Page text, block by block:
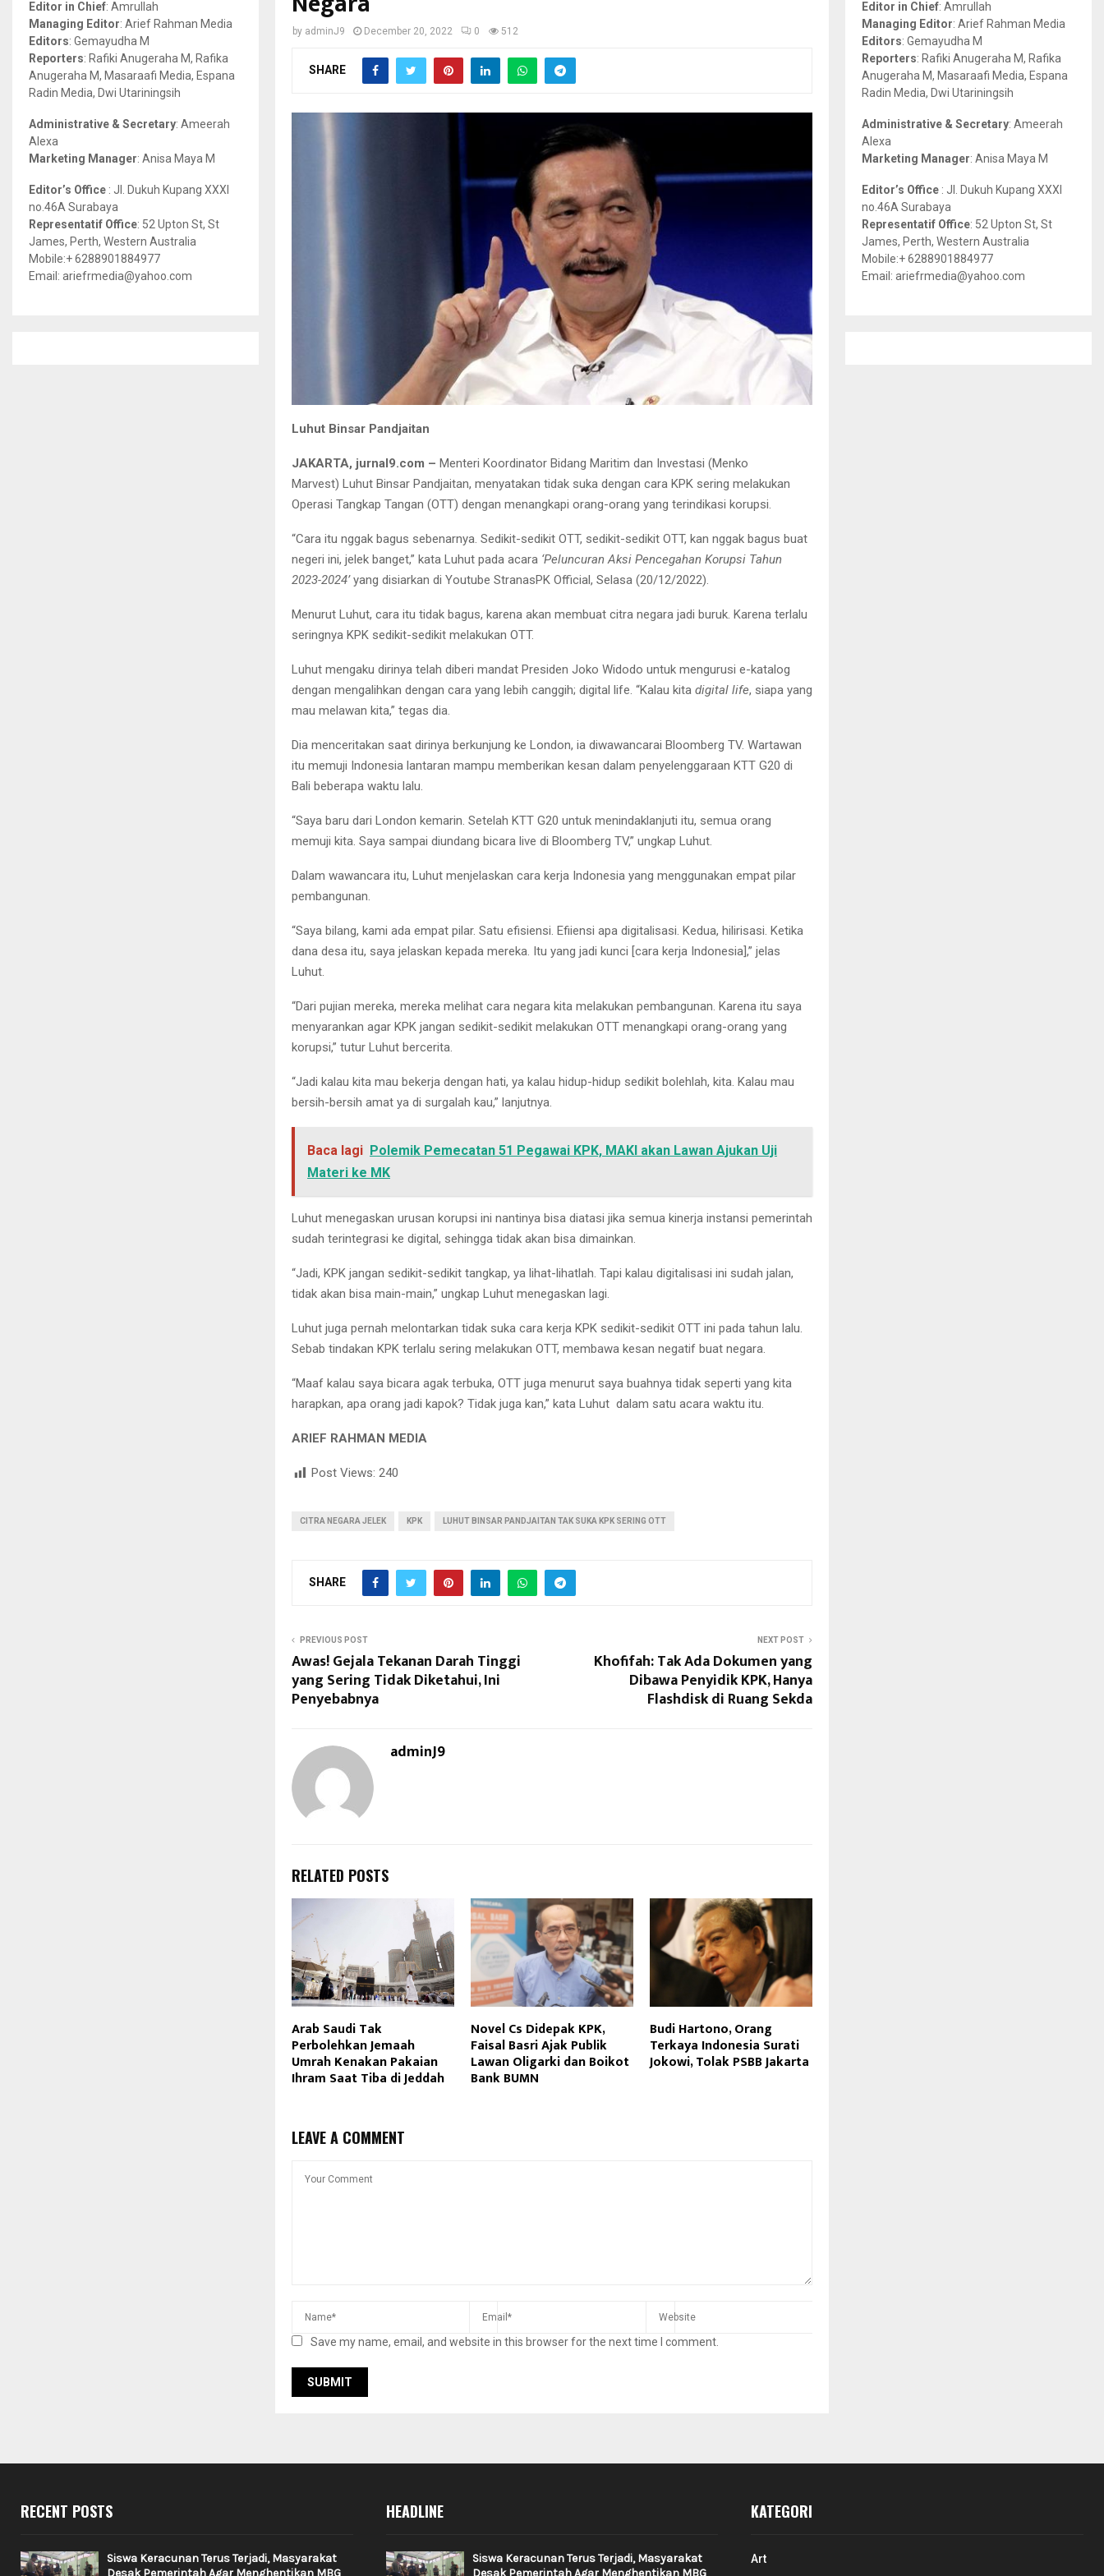
by adminJ9 December 20, 2022 0 512
SHARE
Luhut Binsar Pandjaitan
JAKARTA, jurnal9.com – Menteri Koordinator Bidang Maritim dan Investasi (Menko
Marvest) Luhut Binsar Pandjaitan, menyatakan tidak suka dengan cara KPK sering melakukan
Operasi Tangkap Tangan (OTT) dengan menangkapi orang-orang yang terindikasi korupsi.
“Cara itu nggak bagus sebenarnya. Sedikit-sedikit OTT, sedikit-sedikit OTT, kan nggak bagus buat
negeri ini, jelek banget,” kata Luhut pada acara ‘Peluncuran Aksi Pencegahan Korupsi Tahun
2023-2024’yang disiarkan di Youtube StranasPK Official, Selasa (20/12/2022).
Menurut Luhut, cara itu tidak bagus, karena akan membuat citra negara jadi buruk. Karena terlalu
seringnya KPK sedikit-sedikit melakukan OTT.
Luhut mengaku dirinya telah diberi mandat Presiden Joko Widodo untuk mengurusi e-katalog
dengan mengalihkan dengan cara yang lebih canggih; digital life. “Kalau kita digital life, siapa yang
mau melawan kita,” tegas dia.
Dia menceritakan saat dirinya berkunjung ke London, ia diwawancarai Bloomberg TV. Wartawan
itu memuji Indonesia lantaran mampu memberikan kesan dalam penyelenggaraan KTT G20 di
Bali beberapa waktu lalu.
“Saya baru dari London kemarin. Setelah KTT G20 untuk menindaklanjuti itu, semua orang
memuji kita. Saya sampai diundang bicara live di Bloomberg TV,” ungkap Luhut.
Dalam wawancara itu, Luhut menjelaskan cara kerja Indonesia yang menggunakan empat pilar
pembangunan.
“Saya bilang, kami ada empat pilar. Satu efisiensi. Efiiensi apa digitalisasi. Kedua, hilirisasi. Ketika
dana desa itu, saya jelaskan kepada mereka. Itu yang jadi kunci [cara kerja Indonesia],” jelas
Luhut.
“Dari pujian mereka, mereka melihat cara negara kita melakukan pembangunan. Karena itu saya
menyarankan agar KPK jangan sedikit-sedikit melakukan OTT menangkapi orang-orang yang
korupsi,” tutur Luhut bercerita.
“Jadi kalau kita mau bekerja dengan hati, ya kalau hidup-hidup sedikit bolehlah, kita. Kalau mau
bersih-bersih amat ya di surgalah kau,” lanjutnya.
Baca lagi Polemik Pemecatan 51 Pegawai KPK, MAKI akan Lawan Ajukan Uji
Materi ke MK
Luhut menegaskan urusan korupsi ini nantinya bisa diatasi jika semua kinerja instansi pemerintah
sudah terintegrasi ke digital, sehingga tidak akan bisa dimainkan.
“Jadi, KPK jangan sedikit-sedikit tangkap, ya lihat-lihatlah. Tapi kalau digitalisasi ini sudah jalan,
tidak akan bisa main-main,” ungkap Luhut menegaskan lagi.
Luhut juga pernah melontarkan tidak suka cara kerja KPK sedikit-sedikit OTT ini pada tahun lalu.
Sebab tindakan KPK terlalu sering melakukan OTT, membawa kesan negatif buat negara.
“Maaf kalau saya bicara agak terbuka, OTT juga menurut saya buahnya tidak seperti yang kita
harapkan, apa orang jadi kapok? Tidak juga kan,” kata Luhut dalam satu acara waktu itu.
ARIEF RAHMAN MEDIA
Post Views: 240
CITRA NEGARA JELEK KPK LUHUT BINSAR PANDJAITAN TAK SUKA KPK SERING OTT
SHARE
PREVIOUS POST
Awas! Gejala Tekanan Darah Tinggi
yang Sering Tidak Diketahui, Ini
Penyebabnya
NEXT POST
Khofifah: Tak Ada Dokumen yang
Dibawa Penyidik KPK, Hanya
Flashdisk di Ruang Sekda
adminJ9
RELATED POSTS
Arab Saudi Tak
Perbolehkan Jemaah
Umrah Kenakan Pakaian
Ihram Saat Tiba di Jeddah
Novel Cs Didepak KPK,
Faisal Basri Ajak Publik
Lawan Oligarki dan Boikot
Bank BUMN
Budi Hartono, Orang
Terkaya Indonesia Surati
Jokowi, Tolak PSBB Jakarta
LEAVE A COMMENT
Save my name, email, and website in this browser for the next time I comment.
r
:
R
H
Editor in Chief: Amrullah
Managing Editor: Arief Rahman Media
Editors: Gemayudha M
Reporters: Rafiki Anugeraha M, Rafika
Anugeraha M, Masaraafi Media, Espana
Radin Media, Dwi Utariningsih
Administrative & Secretary: Ameerah
Alexa
Marketing Manager: Anisa Maya M
Editor’s Office : Jl. Dukuh Kupang XXXI
no.46A Surabaya
Representatif Office: 52 Upton St, St
James, Perth, Western Australia
Mobile:+ 6288901884977
Email: ariefrmedia@yahoo.com
r
:
R
H
Editor in Chief: Amrullah
Managing Editor: Arief Rahman Media
Editors: Gemayudha M
Reporters: Rafiki Anugeraha M, Rafika
Anugeraha M, Masaraafi Media, Espana
Radin Media, Dwi Utariningsih
Administrative & Secretary: Ameerah
Alexa
Marketing Manager: Anisa Maya M
Editor’s Office : Jl. Dukuh Kupang XXXI
no.46A Surabaya
Representatif Office: 52 Upton St, St
James, Perth, Western Australia
Mobile:+ 6288901884977
Email: ariefrmedia@yahoo.com
RECENT POSTS
Siswa Keracunan Terus Terjadi, Masyarakat
HEADLINE
Siswa Keracunan Terus Terjadi, Masyarakat
KATEGORI
Art